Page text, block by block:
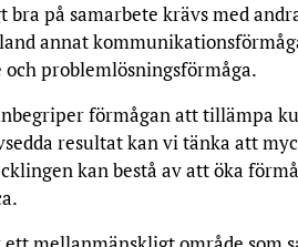
på samarbete krävs med
annat
och problemlösningsförmåga.
förmågan att tillämpa
resultat kan vi tänka att
kan bestå av att öka